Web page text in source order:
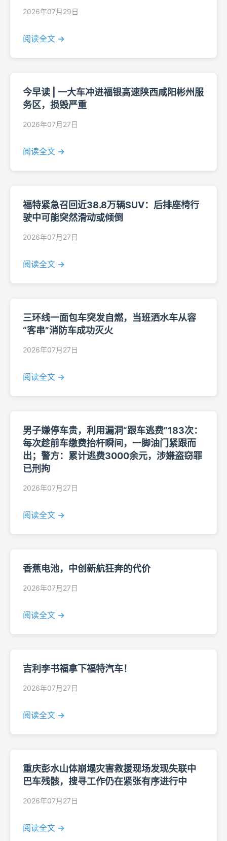
2026年07月29日
阅读全文 →
今早读 | 一大车冲进福银高速陕西咸阳彬州服
务区，损毁严重
2026年07月27日
阅读全文 →
福特紧急召回近38.8万辆SUV：后排座椅行
驶中可能突然滑动或倾倒
2026年07月27日
阅读全文 →
三环线一面包车突发自燃，当班洒水车从容
“客串”消防车成功灭火
2026年07月27日
阅读全文 →
男子嫌停车贵，利用漏洞“跟车逃费”183次：
每次趁前车缴费抬杆瞬间，一脚油门紧跟而
出；警方：累计逃费3000余元，涉嫌盗窃罪
已刑拘
2026年07月27日
阅读全文 →
香蕉电池，中创新航狂奔的代价
2026年07月27日
阅读全文 →
吉利李书福拿下福特汽车！
2026年07月27日
阅读全文 →
重庆彭水山体崩塌灾害救援现场发现失联中
巴车残骸，搜寻工作仍在紧张有序进行中
2026年07月27日
阅读全文 →